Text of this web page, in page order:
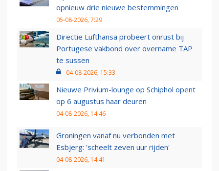
opnieuw drie nieuwe bestemmingen
05-08-2026, 7:29
Directie Lufthansa probeert onrust bij
Portugese vakbond over overname TAP
te sussen
04-08-2026, 15:33
Nieuwe Privium-lounge op Schiphol opent
op 6 augustus haar deuren
04-08-2026, 14:46
Groningen vanaf nu verbonden met
Esbjerg: 'scheelt zeven uur rijden'
04-08-2026, 14:41